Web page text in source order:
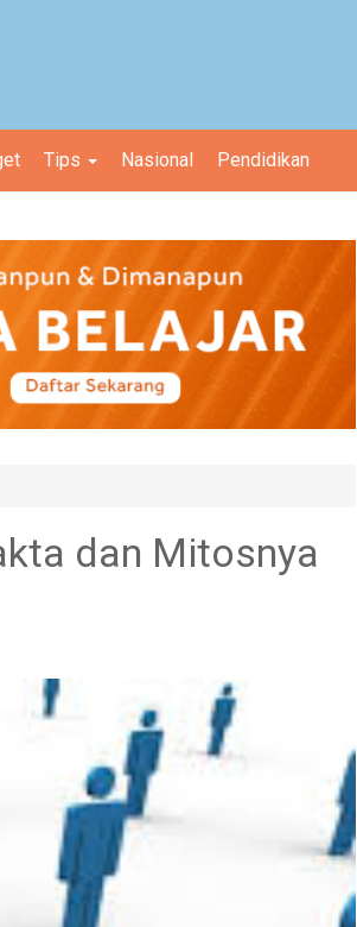
Tips Nasional Pendidikan
dan Mitosnya